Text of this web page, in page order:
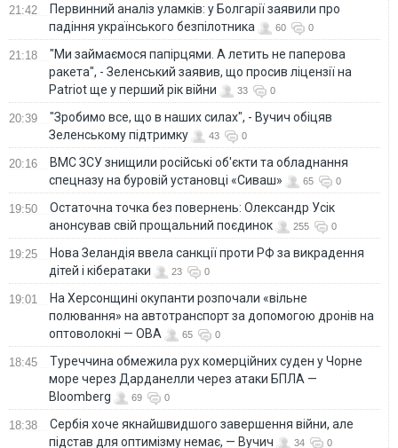
21:42
Первинний аналіз уламків: у Болгарії заявили про
падіння українського безпілотника
60 0
21:18
"Ми займаємося папірцями. А летить не паперова
ракета", - Зеленський заявив, що просив ліцензії на
Patriot ще у перший рік війни
33 0
20:39
"Зробимо все, що в наших силах", - Вучич обіцяв
Зеленському підтримку
43 0
20:16
ВМС ЗСУ знищили російські об'єкти та обладнання
спецназу на буровій установці «Сиваш»
65 0
19:50
Остаточна точка без повернень: Олександр Усік
анонсував свій прощальний поєдинок
255 0
19:25
Нова Зеландія ввела санкції проти РФ за викрадення
дітей і кібератаки
23 0
19:01
На Херсонщині окупанти розпочали «вільне
полювання» на автотранспорт за допомогою дронів на
оптоволокні — ОВА
65 0
18:45
Туреччина обмежила рух комерційних суден у Чорне
море через Дарданелли через атаки БПЛА —
Bloomberg
69 0
18:38
Сербія хоче якнайшвидшого завершення війни, але
підстав для оптимізму немає, — Вучич
34 0